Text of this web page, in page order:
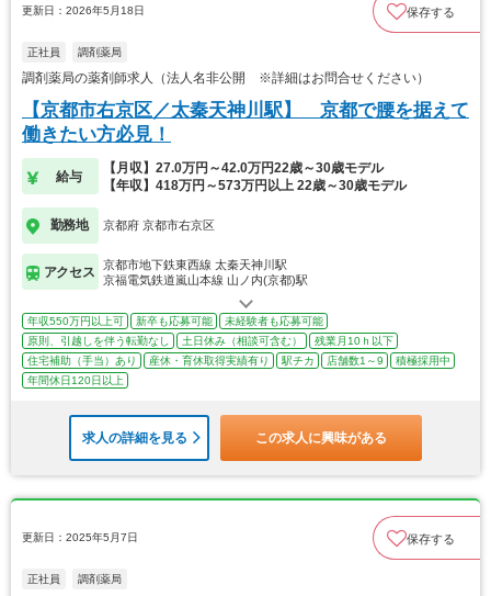
更新日：2026年5月18日 保存する
正社員 調剤薬局
調剤薬局の薬剤師求人（法人名非公開 ※詳細はお問合せください）
【京都市右京区／太秦天神川駅】 京都で腰を据えて
働きたい方必見！
給与
【月収】27.0万円～42.0万円22歳～30歳モデル
【年収】418万円～573万円以上 22歳～30歳モデル
勤務地 京都府 京都市右京区
アクセス
京都市地下鉄東西線 太秦天神川駅
京福電気鉄道嵐山本線 山ノ内(京都)駅
年収550万円以上可 新卒も応募可能
未経験者も応募可能
原則、引越しを伴う転勤なし
土日休み（相談可含む）
残業月10ｈ以下
住宅補助（手当）あり
産休・育休取得実績有り 駅チカ 店舗数1～9
積極採用中
年間休日120日以上
求人の詳細を見る この求人に興味がある
更新日：2025年5月7日 保存する
正社員 調剤薬局